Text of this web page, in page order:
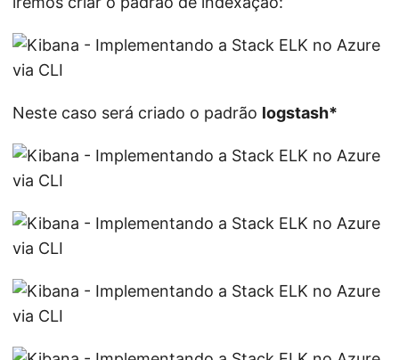
Neste caso será criado o padrão logstash*